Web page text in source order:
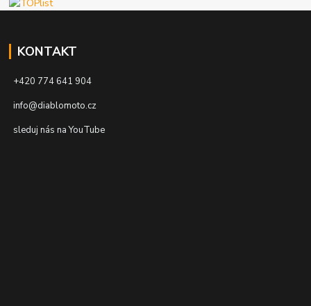
KONTAKT
+420 774 641 904
info@diablomoto.cz
sleduj nás na YouTube